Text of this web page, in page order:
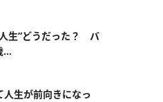
人生”どうだった？ バ
...
人生が前向きになっ